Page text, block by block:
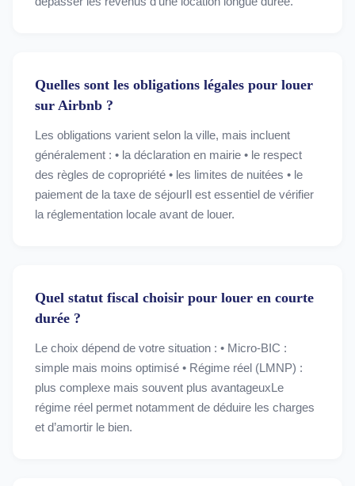
Quelles sont les obligations légales pour louer
sur Airbnb ?
Les obligations varient selon la ville, mais incluent
généralement : • la déclaration en mairie • le respect
des règles de copropriété • les limites de nuitées • le
paiement de la taxe de séjourIl est essentiel de vérifier
la réglementation locale avant de louer.
Quel statut fiscal choisir pour louer en courte
durée ?
Le choix dépend de votre situation : • Micro-BIC :
simple mais moins optimisé • Régime réel (LMNP) :
plus complexe mais souvent plus avantageuxLe
régime réel permet notamment de déduire les charges
et d’amortir le bien.